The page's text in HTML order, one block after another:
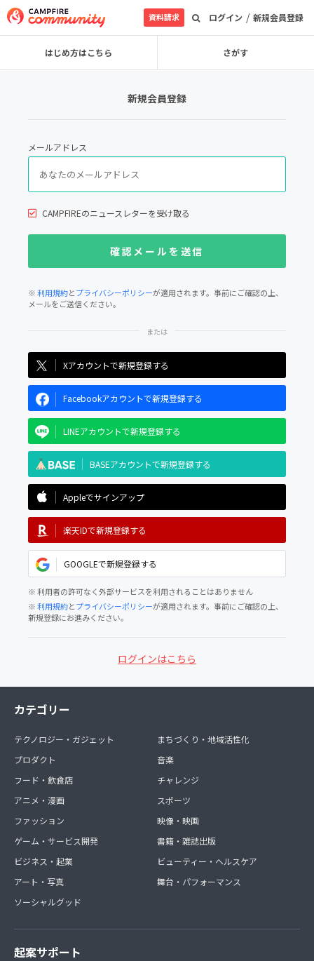
ログイン / 新規会員登録
資料請求
はじめ方はこちら さがす
新規会員登録
メールアドレス
CAMPFIREのニュースレターを受け取る
※利用規約とプライバシーポリシーが適用されます。事前にご確認の上、
メールをご送信ください。
Xアカウントで新規登録する
Facebookアカウントで新規登録する
LINEアカウントで新規登録する
BASEアカウントで新規登録する
Appleでサインアップ
楽天IDで新規登録する
GOOGLEで新規登録する
※ 利用者の許可なく外部サービスを利用されることはありません
※利用規約とプライバシーポリシーが適用されます。事前にご確認の上、
新規登録にお進みください。
ログインはこちら
カテゴリー
テクノロジー・ガジェット
プロダクト
フード・飲食店
アニメ・漫画
ファッション
ゲーム・サービス開発
ビジネス・起業
アート・写真
ソーシャルグッド
まちづくり・地域活性化
音楽
チャレンジ
スポーツ
映像・映画
書籍・雑誌出版
ビューティー・ヘルスケア
舞台・パフォーマンス
起案サポート